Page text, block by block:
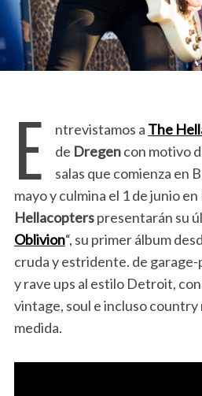
E ntrevistamos a The
de Dregencon motivo
salas que comienza en
mayo y culmina el 1 de junio en
Hellacopterspresentarán su
Oblivion“, su primer álbum
cruda y estridente. de
y rave ups al estilo Detroit,
vintage, soul e incluso country
medida.